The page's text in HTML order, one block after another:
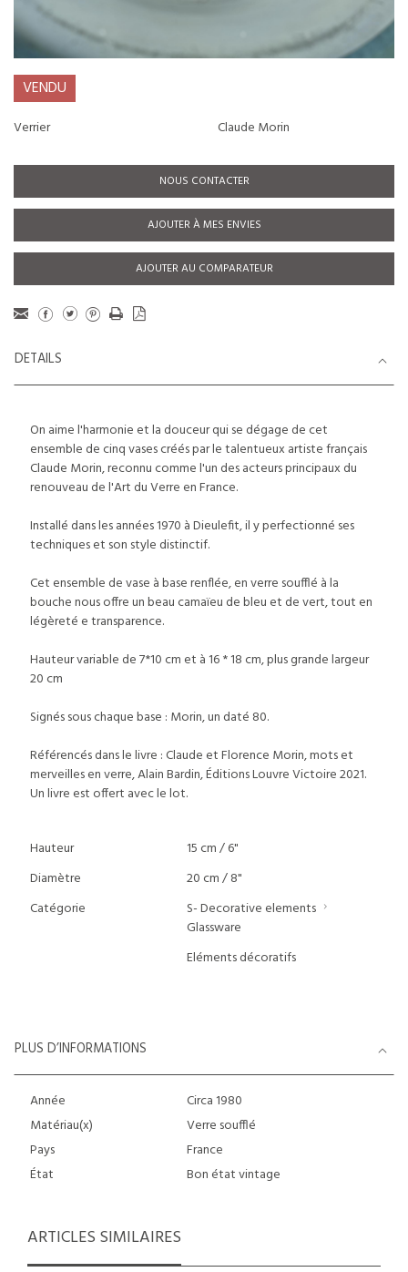
VENDU
Verrier Claude Morin
NOUS CONTACTER
AJOUTER À MES ENVIES
AJOUTER AU COMPARATEUR
DETAILS
On aime l'harmonie et la douceur qui se dégage de cet
ensemble de cinq vases créés par le talentueux artiste français
Claude Morin, reconnu comme l'un des acteurs principaux du
renouveau de l'Art du Verre en France.
Installé dans les années 1970 à Dieulefit, il y perfectionné ses
techniques et son style distinctif.
Cet ensemble de vase à base renflée, en verre soufflé à la
bouche nous offre un beau camaïeu de bleu et de vert, tout en
légèreté e transparence.
Hauteur variable de 7*10 cm et à 16 * 18 cm, plus grande largeur
20 cm
Signés sous chaque base : Morin, un daté 80.
Référencés dans le livre : Claude et Florence Morin, mots et
merveilles en verre, Alain Bardin, Éditions Louvre Victoire 2021.
Un livre est offert avec le lot.
Hauteur
15 cm / 6"
Diamètre
20 cm / 8"
Catégorie
S- Decorative elements
Glassware
Eléments décoratifs
PLUS D’INFORMATIONS
Année
Circa 1980
Matériau(x)
Verre soufflé
Pays
France
État
Bon état vintage
ARTICLES SIMILAIRES